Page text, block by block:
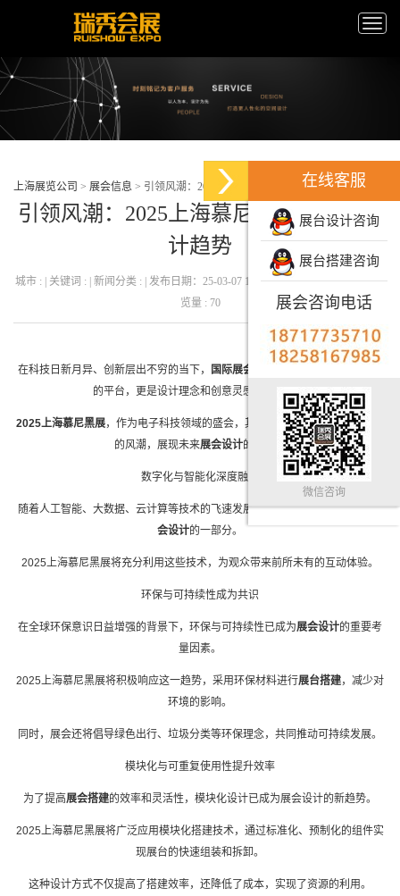
Toggle
上海展览公司 > 展会信息 > 引领风潮：2025上海慕尼黑展的展会设计趋势
引领风潮：2025上海慕尼黑展的展会设
计趋势
城市 : | 关键词 : | 新闻分类 : | 发布日期：25-03-07 13:20:54 发布者 : 瑞秀会展 | 浏
览量 : 70
在科技日新月异、创新层出不穷的当下， 国际展会
的平台，更是设计理念和创意灵感的碰撞地。
2025上海慕尼黑展，作为电子科技领域的盛会，其 展会设计无疑将引领新一轮
的风潮，展现未来展会设计的趋势。
数字化与智能化深度融合
随着人工智能、大数据、云计算等技术的飞速发展，数字化与智能化已成为展
会设计的一部分。
2025上海慕尼黑展将充分利用这些技术，为观众带来前所未有的互动体验。
环保与可持续性成为共识
在全球环保意识日益增强的背景下，环保与可持续性已成为展会设计的重要考
量因素。
2025上海慕尼黑展将积极响应这一趋势，采用环保材料进行展台搭建，减少对
环境的影响。
同时，展会还将倡导绿色出行、垃圾分类等环保理念，共同推动可持续发展。
模块化与可重复使用性提升效率
为了提高展会搭建的效率和灵活性，模块化设计已成为展会设计的新趋势。
2025上海慕尼黑展将广泛应用模块化搭建技术，通过标准化、预制化的组件实
现展台的快速组装和拆卸。
这种设计方式不仅提高了搭建效率，还降低了成本，实现了资源的利用。
在线客服
展台设计咨询
展台搭建咨询
展会咨询电话
微信咨询